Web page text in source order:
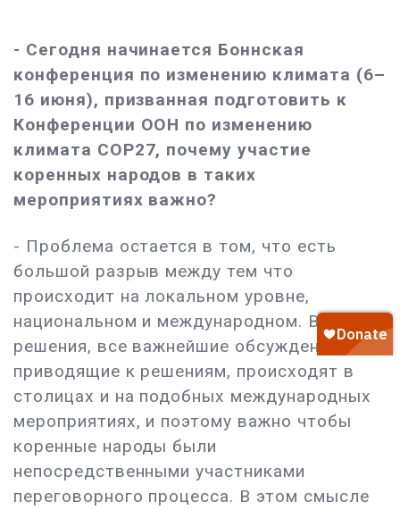
- Сегодня начинается Боннская
конференция по изменению климата (6–
16 июня), призванная подготовить к
Конференции ООН по изменению
климата COP27, почему участие
коренных народов в таких
мероприятиях важно?
- Проблема остается в том, что есть
большой разрыв между тем что
происходит на локальном уровне,
национальном и международном. Все
решения, все важнейшие обсуждения,
приводящие к решениям, происходят в
столицах и на подобных международных
мероприятиях, и поэтому важно чтобы
коренные народы были
непосредственными участниками
переговорного процесса. В этом смысле